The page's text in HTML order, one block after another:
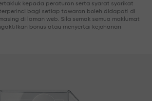
kepada peraturan serta syarat syarikat
bagi setiap tawaran boleh didapati di
di laman web. Sila semak semua maklumat
bonus atau menyertai kejohanan